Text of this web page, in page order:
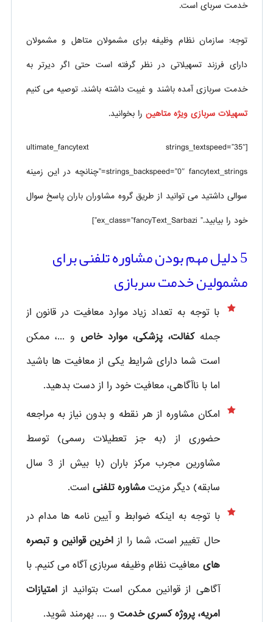
خدمت سربای است.
توجه: سازمان نظام وظیفه برای مشمولان متاهل و مشمولان
دارای فرزند تسهیلاتی در نظر گرفته است حتی اگر دیرتر به
خدمت سربازی آمده باشند و غیبت داشته باشند. توصیه می کنیم
تسهیلات سربازی ویژه متاهین را بخوانید.
[ultimate_fancytext strings_textspeed=”35″
strings_backspeed=”0″ fancytext_strings=”چنانچه در این زمینه
سوالی داشتید می توانید از طریق گروه مشاوران باران پاسخ سوال
خود را بیابید.” ex_class=”fancyText_Sarbazi”]
5 دلیل مهم بودن مشاوره تلفنی برای
مشمولین خدمت سربازی
با توجه به تعداد زیاد موارد معافیت در قانون از
جملهکفالت، پزشکی، موارد خاص و ...، ممکن
است شما دارای شرایط یکی از معافیت ها باشید
اما با ناآگاهی، معافیت خود را از دست بدهید.
امکان مشاوره از هر نقطه و بدون نیاز به مراجعه
حضوری از
(به جز تعطیلات رسمی) توسط
مشاورین مجرب مرکز باران (با بیش از 3 سال
سابقه) دیگر مزیتمشاوره تلفنی است.
با توجه به اینکه ضوابط و آیین نامه ها مدام در
حال تغییر است، شما را از اخرین قوانین و تبصره
های معافیت نظام وظیفه سربازی آگاه می کنیم. با
آگاهی از قوانین ممکن است بتوانید از امتیازات
امریه، پروژه کسری خدمت و .... بهرمند شوید.